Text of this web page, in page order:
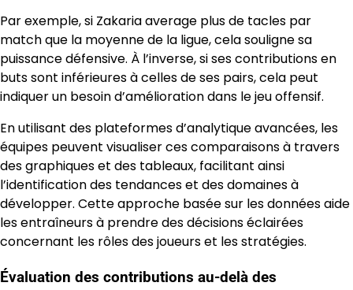
Par exemple, si Zakaria average plus de tacles par
match que la moyenne de la ligue, cela souligne sa
puissance défensive. À l’inverse, si ses contributions en
buts sont inférieures à celles de ses pairs, cela peut
indiquer un besoin d’amélioration dans le jeu offensif.
En utilisant des plateformes d’analytique avancées, les
équipes peuvent visualiser ces comparaisons à travers
des graphiques et des tableaux, facilitant ainsi
l’identification des tendances et des domaines à
développer. Cette approche basée sur les données aide
les entraîneurs à prendre des décisions éclairées
concernant les rôles des joueurs et les stratégies.
Évaluation des contributions au-delà des